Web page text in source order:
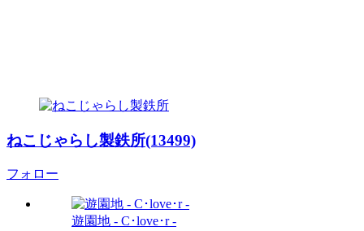
ねこじゃらし製鉄所(13499)
フォロー
遊園地 - C･love･r -